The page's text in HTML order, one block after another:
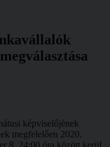
képviselőjének
megfelelően 2020.